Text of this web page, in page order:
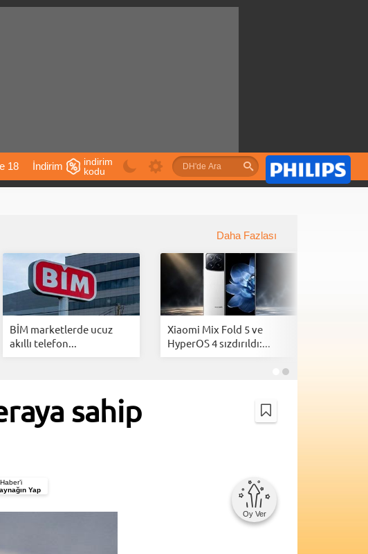
18 İndirim
indirim
kodu
Daha Fazlası
BİM marketlerde ucuz
akıllı telefon...
Xiaomi Mix Fold 5 ve
HyperOS 4 sızdırıldı:...
sahip
Yap
Oy Ver